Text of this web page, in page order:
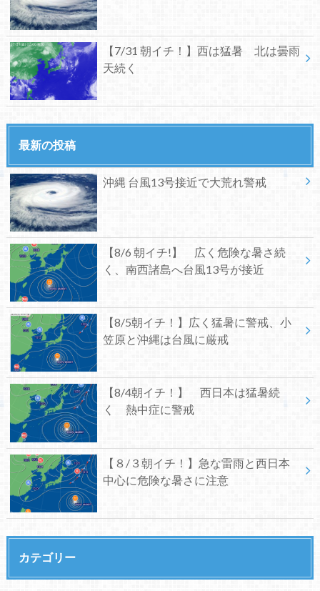
【7/31 朝イチ！】西は猛暑 北は曇雨
天続く
最新の投稿
沖縄 台風13号接近で大荒れ警戒
【8/6 朝イチ!】 広く危険な暑さ続
く、南西諸島へ台風13号が接近
【8/5朝イチ！】広く猛暑に警戒、小
笠原と沖縄は台風に厳戒
【8/4朝イチ！】 西日本は猛暑続
く 熱中症に警戒
【８/３朝イチ！】急な雷雨と西日本
中心に危険な暑さに注意
カテゴリー